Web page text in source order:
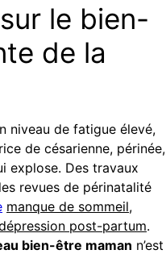
le bien-
de la
niveau de fatigue élevé,
de césarienne, périnée,
explose. Des travaux
revues de périnatalité
manque de sommeil,
post-partum.
bien-être maman n’est